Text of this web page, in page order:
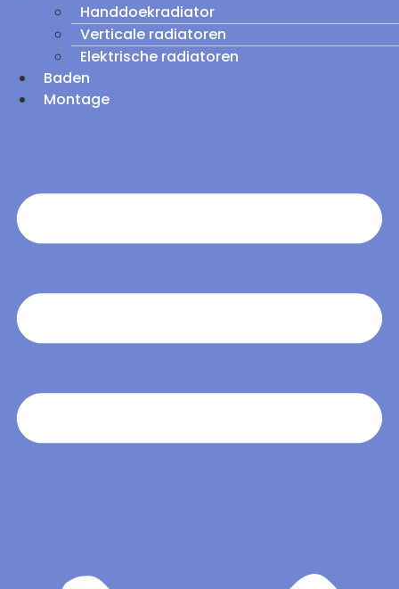
Handdoekradiator
Verticale radiatoren
Elektrische radiatoren
Baden
Montage